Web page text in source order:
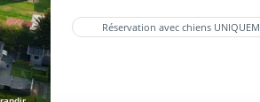
Réservation avec chiens